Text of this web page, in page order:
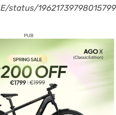
status/
PUB